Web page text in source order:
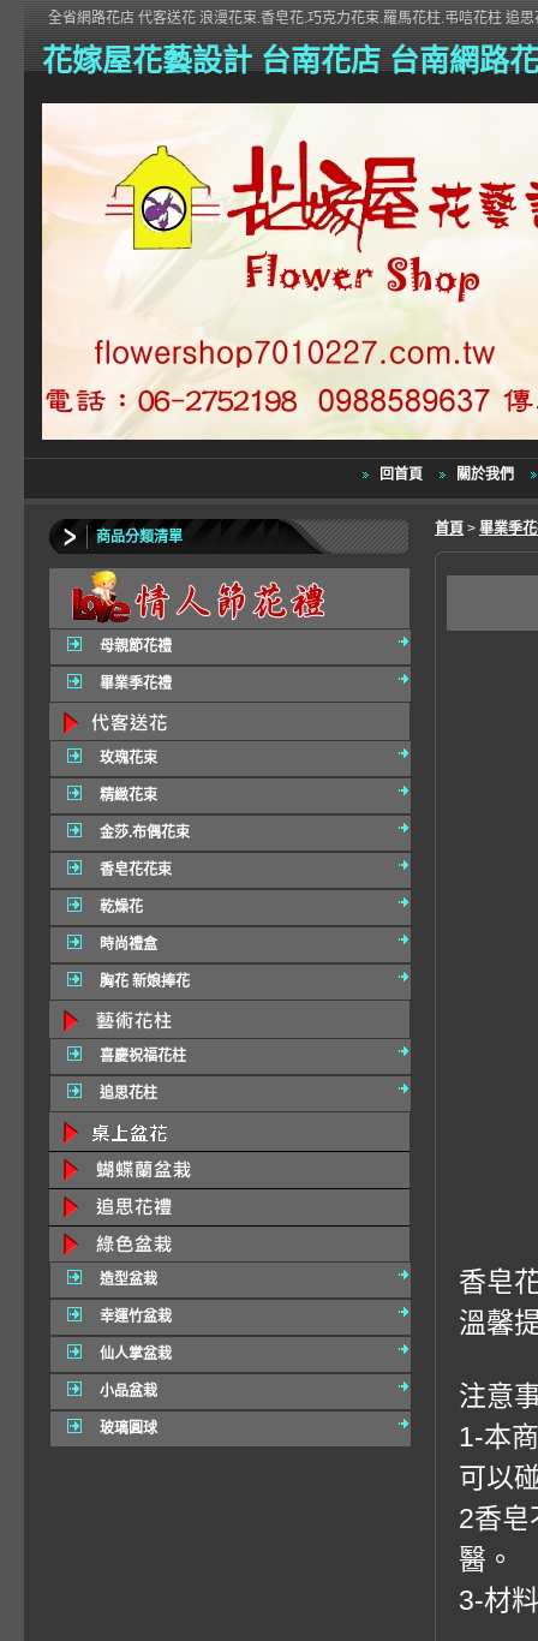
花嫁屋花藝設計 台南花店 台南網路
全省網路花店 代客送花 浪漫花束.香皂花.巧克力花束.羅馬花柱.弔唁花柱 追
回首頁 關於我們
商品分類清單
母親節花禮
畢業季花禮
玫瑰花束
精緻花束
金莎.布偶花束
香皂花花束
乾燥花
時尚禮盒
胸花 新娘捧花
喜慶祝福花柱
追思花柱
造型盆栽
幸運竹盆栽
仙人掌盆栽
小品盆栽
玻璃圓球
首頁 > 畢業季
香皂
溫馨
注意
1-本
可以
2香皂
醫。
3-材